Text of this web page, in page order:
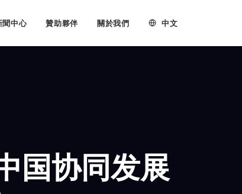
聞中心 贊助夥伴 關於我們 中文
国协同发展